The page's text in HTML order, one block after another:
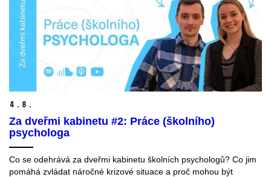
4. 8.
Za dveřmi kabinetu #2: Práce (školního)
psychologa
Co se odehrává za dveřmi kabinetu školních psychologů? Co jim
pomáhá zvládat náročné krizové situace a proč mohou být